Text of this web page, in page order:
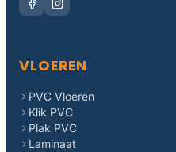
VLOEREN
PVC Vloeren
Klik PVC
Plak PVC
Laminaat